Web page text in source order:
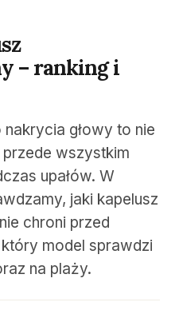
– ranking i
głowy to nie
wszystkim
upałów. W
jaki kapelusz
chroni przed
model sprawdzi
na plaży.